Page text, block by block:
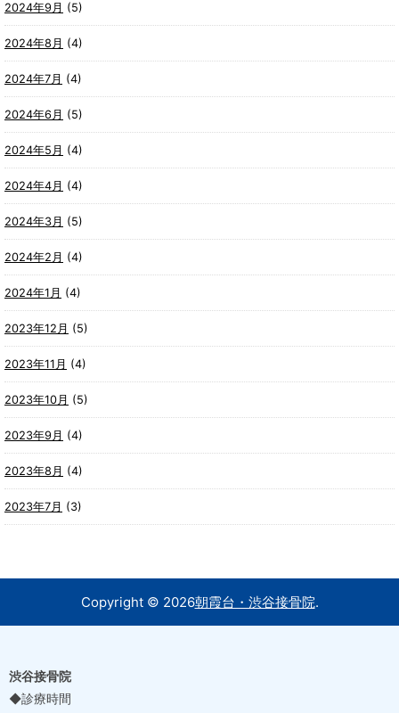
2024年9月 (5)
2024年8月 (4)
2024年7月 (4)
2024年6月 (5)
2024年5月 (4)
2024年4月 (4)
2024年3月 (5)
2024年2月 (4)
2024年1月 (4)
2023年12月 (5)
2023年11月 (4)
2023年10月 (5)
2023年9月 (4)
2023年8月 (4)
2023年7月 (3)
Copyright © 2026朝霞台・渋谷接骨院.
渋谷接骨院
◆診療時間